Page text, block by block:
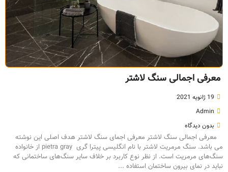
معرفی اجمالی سنگ لاشتر
19 ژانویه 2021
Admin
بدون دیدگاه
معرفی اجمالی سنگ لاشتر معرفی اجمای سنگ لاشتر هدف اصلی این نوشته
می باشد. سنگ مرمریت لاشتر با نام انگلیسی پیترا گری pietra gray از خانواده
سنگ‌های مرمریت است. از نظر نوع کاربرد بر خلاف سایر سنگ‌های ساختمانی که
نباید در نمای بیرون ساختمان استفاده ...